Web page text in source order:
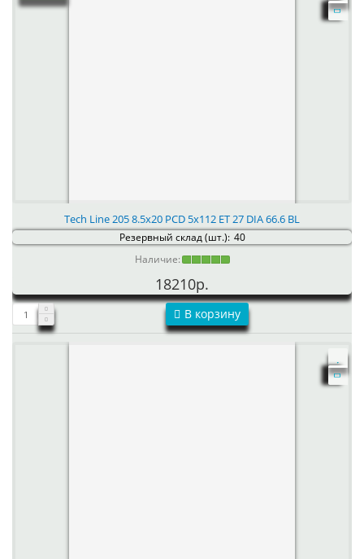
Tech Line 205 8.5x20 PCD 5x112 ET 27 DIA 66.6 BL
Резервный склад (шт.): 40
Наличие:
18210р.
В корзину